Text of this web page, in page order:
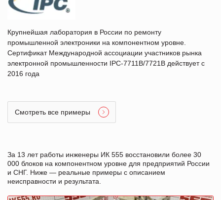
Крупнейшая лаборатория в России по ремонту
промышленной электроники на компонентном уровне.
Сертификат Международной ассоциации участников рынка
электронной промышленности IPC-7711B/7721B действует с
2016 года
Смотреть все примеры
За 13 лет работы инженеры ИК 555 восстановили более 30
000 блоков на компонентном уровне для предприятий России
и СНГ. Ниже — реальные примеры с описанием
неисправности и результата.